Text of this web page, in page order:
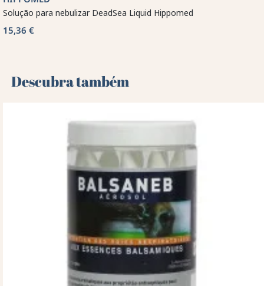
Solução para nebulizar DeadSea Liquid Hippomed
15,36 €
Descubra também 🌻